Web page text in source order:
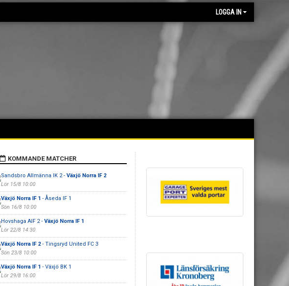
LOGGA IN
KOMMANDE MATCHER
Sandsbro Allmänna IK 2 - Växjö Norra IF 2
Lör 15/8 10:00
Växjö Norra IF 1 - Åseda IF 1
Sön 16/8 10:00
Hovshaga AIF 2 - Växjö Norra IF 1
Lör 22/8 14:30
Växjö Norra IF 2- Tingsryd United FC 3
Sön 23/8 10:00
Växjö Norra IF 1 - Växjö BK 1
Lör 29/8 16:00